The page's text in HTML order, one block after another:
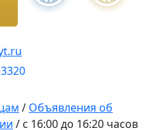
/ Объявления об
/ с 16:00 до 16:20 часов